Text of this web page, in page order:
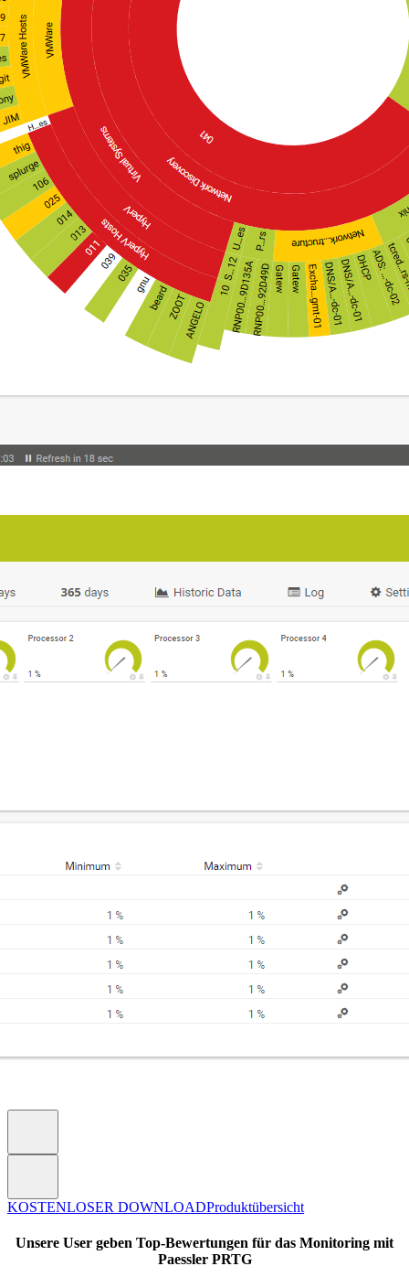
KOSTENLOSER DOWNLOADProduktübersicht
Unsere User geben Top-Bewertungen für das Monitoring mit
Paessler PRTG